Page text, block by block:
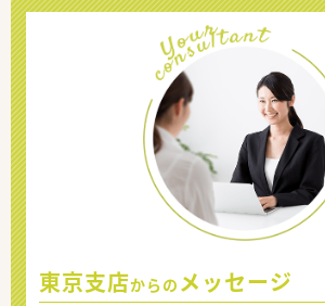
東京支店からの メッセージ